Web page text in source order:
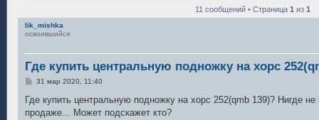
11 сообщений • Страница 1 из 1
lik_mishka
освоившийся
Где купить центральную подножку на хорс
С
о
б
щ
31 мар 2020, 11:40
Где купить центральную подножку на хорс 252(qmb 139)? Нигде не
продаже... Может подскажет кто?